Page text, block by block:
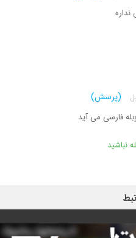
(پرسش)
فارسی می آید
نباشید